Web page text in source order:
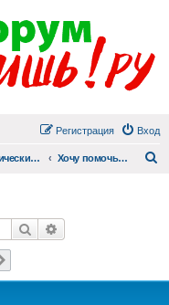
Вход
Регистрация
Практический раздел Хочу помочь другому
Поиск